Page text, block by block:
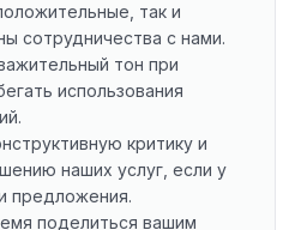
так и
сотрудничества с нами.
тон при
использования
критику и
наших услуг, если у
предложения.
поделиться вашим